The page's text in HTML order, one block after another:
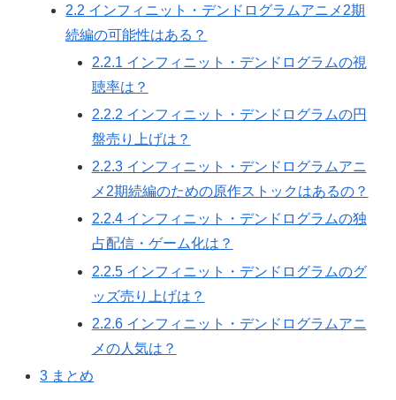
2.2 インフィニット・デンドログラムアニメ2期
続編の可能性はある？
2.2.1 インフィニット・デンドログラムの視
聴率は？
2.2.2 インフィニット・デンドログラムの円
盤売り上げは？
2.2.3インフィニット・デンドログラムアニ
メ2期続編のための原作ストックはあるの？
2.2.4インフィニット・デンドログラムの独
占配信・ゲーム化は？
2.2.5インフィニット・デンドログラムのグ
ッズ売り上げは？
2.2.6インフィニット・デンドログラムアニ
メの人気は？
3 まとめ